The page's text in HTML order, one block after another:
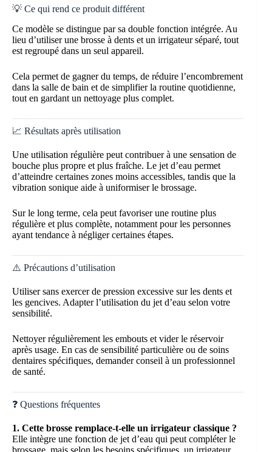
💡 Ce qui rend ce produit différent
Ce modèle se distingue par sa double fonction intégrée. Au
lieu d’utiliser une brosse à dents et un irrigateur séparé, tout
est regroupé dans un seul appareil.
Cela permet de gagner du temps, de réduire l’encombrement
dans la salle de bain et de simplifier la routine quotidienne,
tout en gardant un nettoyage plus complet.
📈 Résultats après utilisation
Une utilisation régulière peut contribuer à une sensation de
bouche plus propre et plus fraîche. Le jet d’eau permet
d’atteindre certaines zones moins accessibles, tandis que la
vibration sonique aide à uniformiser le brossage.
Sur le long terme, cela peut favoriser une routine plus
régulière et plus complète, notamment pour les personnes
ayant tendance à négliger certaines étapes.
⚠️ Précautions d’utilisation
Utiliser sans exercer de pression excessive sur les dents et
les gencives. Adapter l’utilisation du jet d’eau selon votre
sensibilité.
Nettoyer régulièrement les embouts et vider le réservoir
après usage. En cas de sensibilité particulière ou de soins
dentaires spécifiques, demander conseil à un professionnel
de santé.
❓ Questions fréquentes
1. Cette brosse remplace-t-elle un irrigateur classique ?
Elle intègre une fonction de jet d’eau qui peut compléter le
brossage, mais selon les besoins spécifiques, un irrigateur